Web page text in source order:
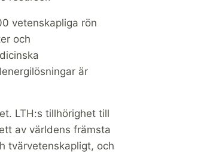
vetenskapliga rön
och
är
LTH:s tillhörighet till
av världens främsta
tvärvetenskapligt, och